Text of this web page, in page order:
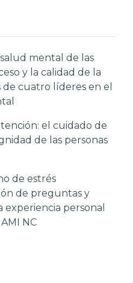
mental de las
y la calidad de la
cuatro líderes en el
el cuidado de
de las personas
de estrés
de preguntas y
experiencia personal
NC